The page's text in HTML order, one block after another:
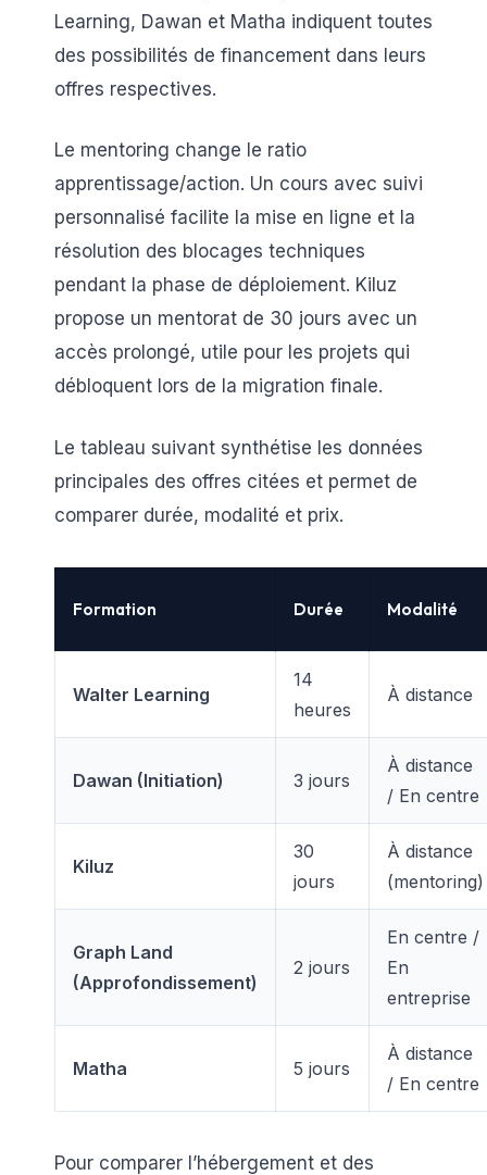
Learning, Dawan et Matha indiquent toutes
des possibilités de financement dans leurs
offres respectives.
Le mentoring change le ratio
apprentissage/action. Un cours avec suivi
personnalisé facilite la mise en ligne et la
résolution des blocages techniques
pendant la phase de déploiement. Kiluz
propose un mentorat de 30 jours avec un
accès prolongé, utile pour les projets qui
débloquent lors de la migration finale.
Le tableau suivant synthétise les données
principales des offres citées et permet de
comparer durée, modalité et prix.
Formation Durée Modalité
Walter Learning
14
heures
À distance
Dawan (Initiation) 3 jours
À distance
/ En centre
Kiluz
30
jours
À distance
(mentoring)
Graph Land
(Approfondissement)
2 jours
En centre /
En
entreprise
Matha 5 jours
À distance
/ En centre
Pour comparer l’hébergement et des